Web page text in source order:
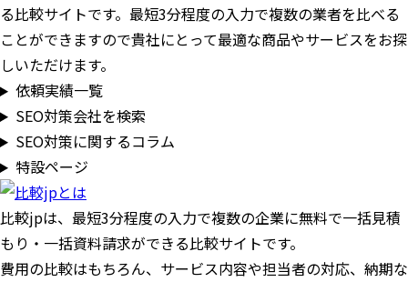
る比較サイトです。最短3分程度の入力で複数の業者を比べる
ことができますので貴社にとって最適な商品やサービスをお探
しいただけます。
依頼実績一覧
SEO対策会社を検索
SEO対策に関するコラム
特設ページ
比較jpは、 最短3分程度の入力で複数の企業に無料で一括見積
もり・一括資料請求ができる比較サイトです。
費用の比較はもちろん、サービス内容や担当者の対応、納期な